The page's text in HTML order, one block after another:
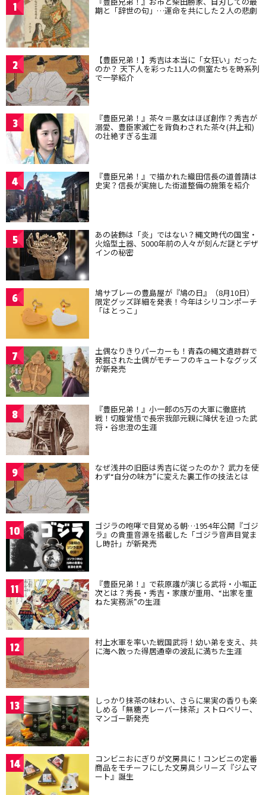
1 期と「辞世の句」…運命を共にした２人の悲劇
2 【豊臣兄弟！】秀吉は本当に「女狂い」だった
のか？ 天下人を彩った11人の側室たちを時系列
で一挙紹介
3 『豊臣兄弟！』茶々＝悪女はほぼ創作？秀吉が
溺愛、豊臣家滅亡を背負わされた茶々(井上和)
の壮絶すぎる生涯
4 『豊臣兄弟！』で描かれた織田信長の道普請は
史実？信長が実施した街道整備の施策を紹介
5 あの装飾は「炎」ではない？縄文時代の国宝・
火焔型土器、5000年前の人々が刻んだ謎とデザ
インの秘密
6 鳩サブレーの豊島屋が『鳩の日』（8月10日）
限定グッズ詳細を発表！今年はシリコンポーチ
「はとっこ」
7 土偶なりきりパーカーも！青森の縄文遺跡群で
発掘された土偶がモチーフのキュートなグッズ
が新発売
8 『豊臣兄弟！』小一郎の5万の大軍に徹底抗
戦！切腹覚悟で長宗我部元親に降伏を迫った武
将・谷忠澄の生涯
9 なぜ浅井の旧臣は秀吉に従ったのか？ 武力を使
わず“自分の味方”に変えた裏工作の技法とは
10 ゴジラの咆哮で目覚める朝…1954年公開『ゴジ
ラ』の貴重音源を搭載した「ゴジラ音声目覚ま
し時計」が新発売
11 『豊臣兄弟！』で萩原護が演じる武将・小堀正
次とは？秀長・秀吉・家康が重用、“出家を重
ねた実務派”の生涯
12 村上水軍を率いた戦国武将！幼い弟を支え、共
に海へ散った得居通幸の波乱に満ちた生涯
13 しっかり抹茶の味わい、さらに果実の香りも楽
しめる「無糖フレーバー抹茶」ストロベリー、
マンゴー新発売
14 コンビニおにぎりが文房具に！コンビニの定番
商品をモチーフにした文房具シリーズ『ジムマ
ート』誕生